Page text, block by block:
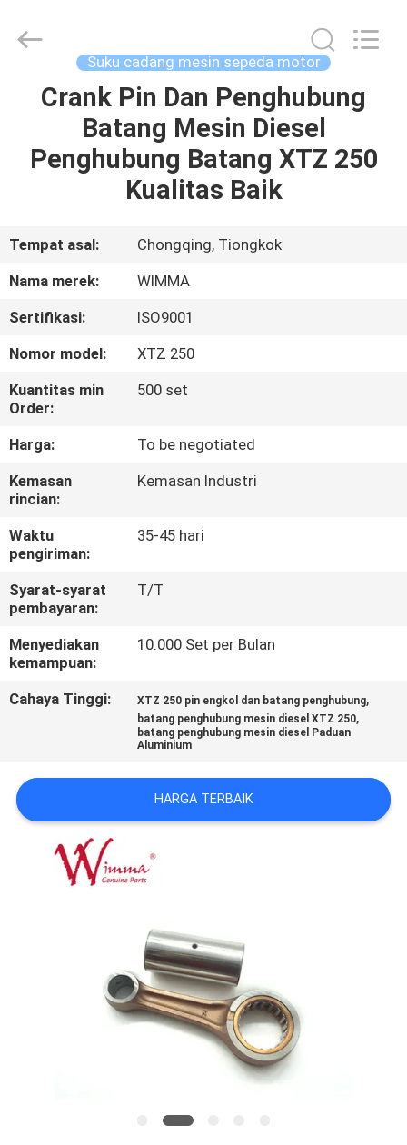
RUMAH
PRODUK
TENTANG
TUR
PABRIK
KONTROL
KUALITAS
BERITA
MINTA
KUTIPAN
SITUS
KEBIJAKAN
PRIBADI
Spare
Parts
Suku cadang mesin sepeda motor
Crank Pin Dan Penghubung
Batang Mesin Diesel
Penghubung Batang XTZ 250
Kualitas Baik
Tempat asal:
Chongqing, Tiongkok
Nama merek:
WIMMA
Sertifikasi:
ISO9001
Nomor model:
XTZ 250
Kuantitas min
Order:
500 set
Harga:
To be negotiated
Kemasan
rincian:
Kemasan Industri
Waktu
pengiriman:
35-45 hari
Syarat-syarat
pembayaran:
T/T
Menyediakan
kemampuan:
10.000 Set per Bulan
Cahaya Tinggi: XTZ 250 pin engkol dan batang penghubung,
batang penghubung mesin diesel XTZ 250,
batang penghubung mesin diesel Paduan
Aluminium
HARGA TERBAIK